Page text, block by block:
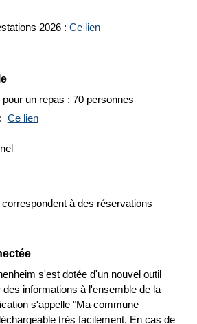
2026 : Ce lien
un repas : 70 personnes
Ce lien
à des réservations
s'est dotée d'un nouvel outil
des informations à l'ensemble de la
s'appelle "Ma commune
très facilement, En cas de